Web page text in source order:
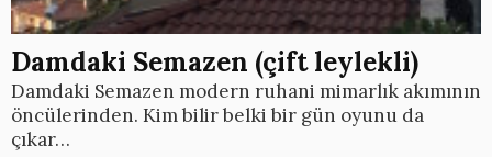
Damdaki Semazen (çift leylekli)
Damdaki Semazen modern ruhani mimarlık akımının
öncülerinden. Kim bilir belki bir gün oyunu da
çıkar…